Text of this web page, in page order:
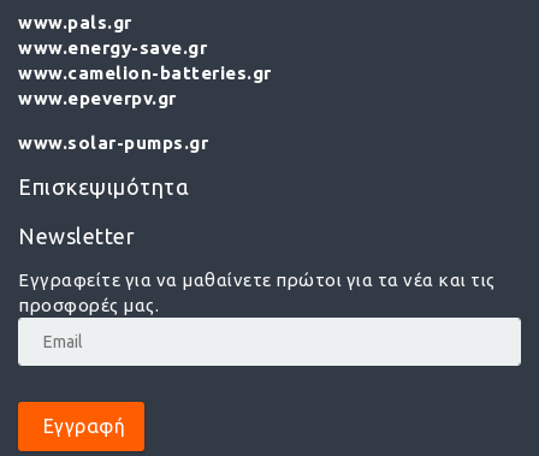
www.pals.gr
www.energy-save.gr
www.camelion-batteries.gr
www.epeverpv.gr
www.solar-pumps.gr
Επισκεψιμότητα
Newsletter
Εγγραφείτε για να μαθαίνετε πρώτοι για τα νέα και τις
προσφορές μας.
Εγγραφή